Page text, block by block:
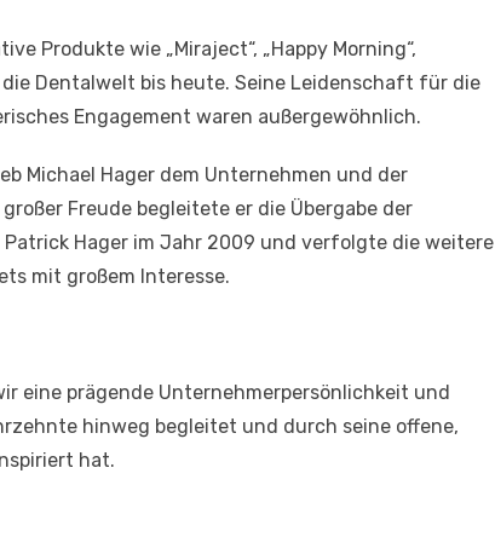
Produkte wie „Miraject“, „Happy Morning“,
die Dentalwelt bis heute. Seine Leidenschaft für die
Engagement waren außergewöhnlich.
Michael Hager dem Unternehmen und der
Freude begleitete er die Übergabe der
Hager im Jahr 2009 und verfolgte die weitere
mit großem Interesse.
eine prägende Unternehmerpersönlichkeit und
hinweg begleitet und durch seine offene,
hat.